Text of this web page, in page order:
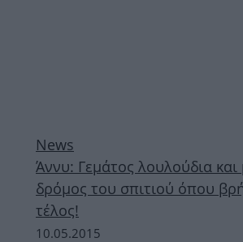
News
Άννυ: Γεμάτος λουλούδια
δρόμος του σπιτιού όπου
τέλος!
10.05.2015